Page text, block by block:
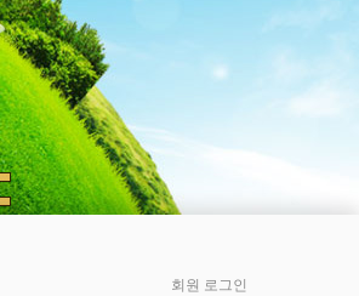
회원 로그인